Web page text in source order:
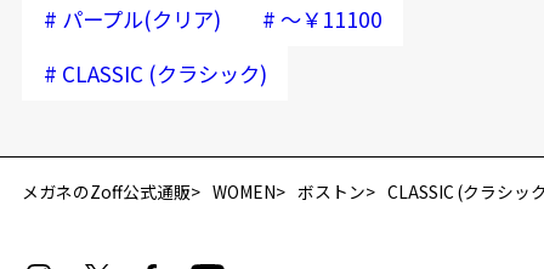
再入荷お知らせメールのお申し込み
# パープル(クリア) # ～￥11100
# CLASSIC (クラシック)
メガネのZoff公式通販 WOMEN ボストン CLASSIC (クラシッ